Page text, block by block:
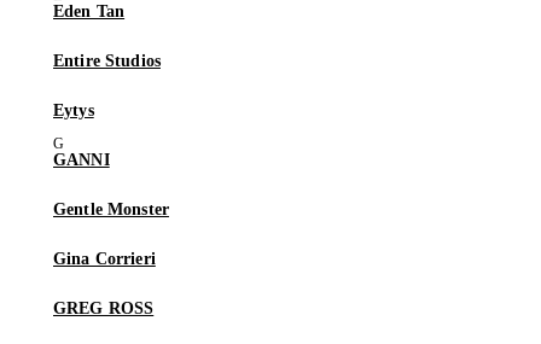
Eden Tan
Entire Studios
Eytys
GANNI
Gentle Monster
Gina Corrieri
GREG ROSS